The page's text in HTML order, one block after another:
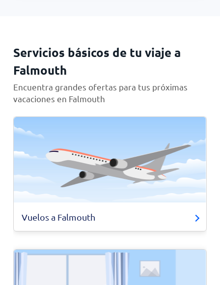
Servicios básicos de tu viaje a
Falmouth
Encuentra grandes ofertas para tus próximas
vacaciones en Falmouth
Vuelos a Falmouth